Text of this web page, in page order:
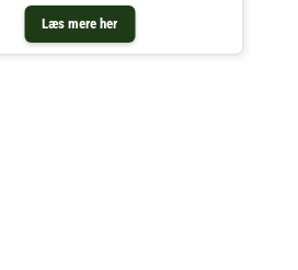
Læs mere her